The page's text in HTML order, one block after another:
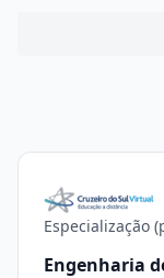
Especialização
Engenharia